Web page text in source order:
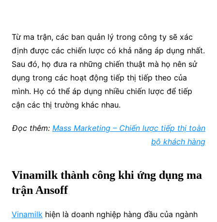
Từ ma trận, các ban quản lý trong công ty sẽ xác
định được các chiến lược có khả năng áp dụng nhất.
Sau đó, họ đưa ra những chiến thuật mà họ nên sử
dụng trong các hoạt động tiếp thị tiếp theo của
mình. Họ có thể áp dụng nhiều chiến lược để tiếp
cận các thị trường khác nhau.
Đọc thêm: Mass Marketing – Chiến lược tiếp thị toàn
bộ khách hàng
Vinamilk thành công khi ứng dụng ma
trận Ansoff
Vinamilk hiện là doanh nghiệp hàng đầu của ngành